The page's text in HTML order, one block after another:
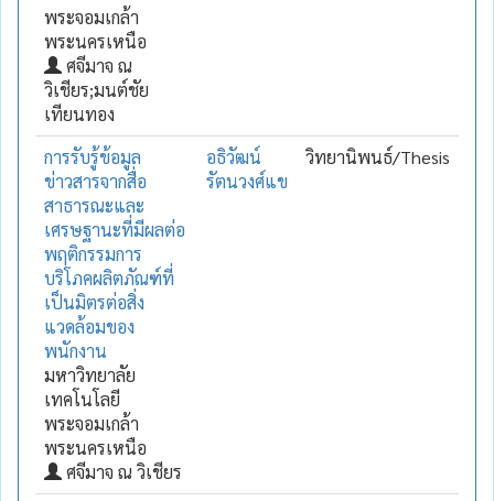
พระจอมเกล้า
พระนครเหนือ
ศจีมาจ ณ
วิเชียร;มนต์ชัย
เทียนทอง
การรับรู้ข้อมูล
ข่าวสารจากสื่อ
สาธารณะและ
เศรษฐานะที่มีผลต่อ
พฤติกรรมการ
บริโภคผลิตภัณฑ์ที่
เป็นมิตรต่อสิ่ง
แวดล้อมของ
พนักงาน
มหาวิทยาลัย
เทคโนโลยี
พระจอมเกล้า
พระนครเหนือ
ศจีมาจ ณ วิเชียร
อธิวัฒน์
รัตนวงศ์แข
วิทยานิพนธ์/Thesis